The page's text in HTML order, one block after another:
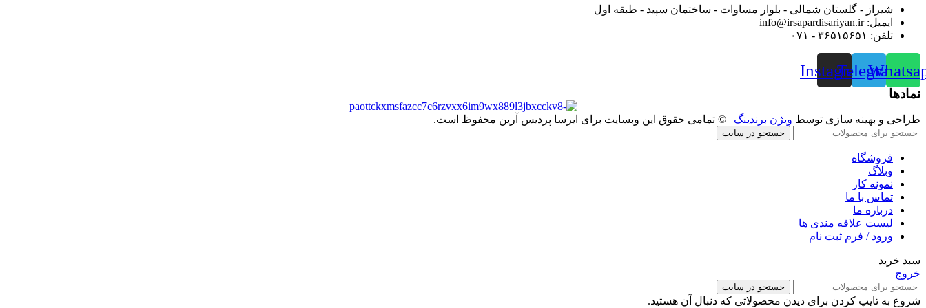
شیراز - گلستان شمالی - بلوار مساوات - ساختمان سپید - طبقه اول
ایمیل: info@irsapardisariyan.ir
تلفن: ۳۶۵۱۵۶۵۱ - ۰۷۱
Telegram
Instagram
نمادها
طراحی و بهینه سازی توسط ویژن برندینگ | © تمامی حقوق این وبسایت برای ایرسا پردیس آرین محفوظ است.
جستجو در سایت
فروشگاه
وبلاگ
نمونه کار
تماس با ما
درباره ما
لیست علاقه مندی ها
ورود / فرم ثبت نام
سبد خرید
خروج
جستجو در سایت
شروع به تایپ کردن برای دیدن محصولاتی که دنبال آن هستید.